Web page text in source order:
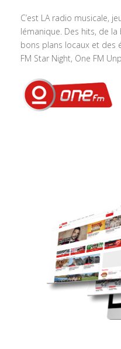
C’est LA radio musicale,
lémanique. Des hits, de
bons plans locaux et des
FM Star Night, One FM